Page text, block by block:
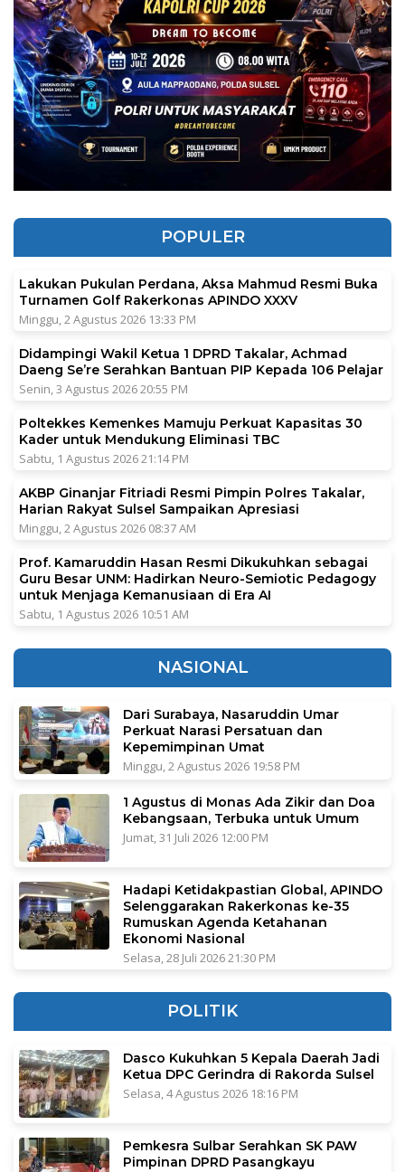
POPULER
Lakukan Pukulan Perdana, Aksa Mahmud Resmi Buka
Turnamen Golf Rakerkonas APINDO XXXV
Minggu, 2 Agustus 2026 13:33 PM
Didampingi Wakil Ketua 1 DPRD Takalar, Achmad
Daeng Se’re Serahkan Bantuan PIP Kepada 106 Pelajar
Senin, 3 Agustus 2026 20:55 PM
Poltekkes Kemenkes Mamuju Perkuat Kapasitas 30
Kader untuk Mendukung Eliminasi TBC
Sabtu, 1 Agustus 2026 21:14 PM
AKBP Ginanjar Fitriadi Resmi Pimpin Polres Takalar,
Harian Rakyat Sulsel Sampaikan Apresiasi
Minggu, 2 Agustus 2026 08:37 AM
Prof. Kamaruddin Hasan Resmi Dikukuhkan sebagai
Guru Besar UNM: Hadirkan Neuro-Semiotic Pedagogy
untuk Menjaga Kemanusiaan di Era AI
Sabtu, 1 Agustus 2026 10:51 AM
NASIONAL
Dari Surabaya, Nasaruddin Umar
Perkuat Narasi Persatuan dan
Kepemimpinan Umat
Minggu, 2 Agustus 2026 19:58 PM
1 Agustus di Monas Ada Zikir dan Doa
Kebangsaan, Terbuka untuk Umum
Jumat, 31 Juli 2026 12:00 PM
Hadapi Ketidakpastian Global, APINDO
Selenggarakan Rakerkonas ke-35
Rumuskan Agenda Ketahanan
Ekonomi Nasional
Selasa, 28 Juli 2026 21:30 PM
POLITIK
Dasco Kukuhkan 5 Kepala Daerah Jadi
Ketua DPC Gerindra di Rakorda Sulsel
Selasa, 4 Agustus 2026 18:16 PM
Pemkesra Sulbar Serahkan SK PAW
Pimpinan DPRD Pasangkayu